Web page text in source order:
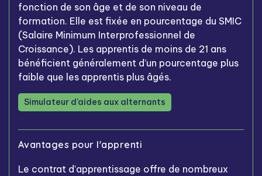
fonction de son âge et de son niveau de
formation. Elle est fixée en pourcentage du SMIC
(Salaire Minimum Interprofessionnel de
Croissance). Les apprentis de moins de 21 ans
bénéficient généralement d’un pourcentage plus
faible que les apprentis plus âgés.
Simulateur d’aides aux alternants
Avantages pour l'apprenti
Le contrat d’apprentissage offre de nombreux